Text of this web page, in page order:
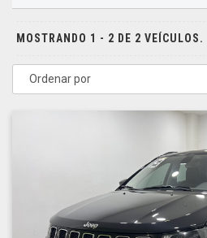
MOSTRANDO 1 - 2 DE 2 VEÍCULOS.
Ordenar por